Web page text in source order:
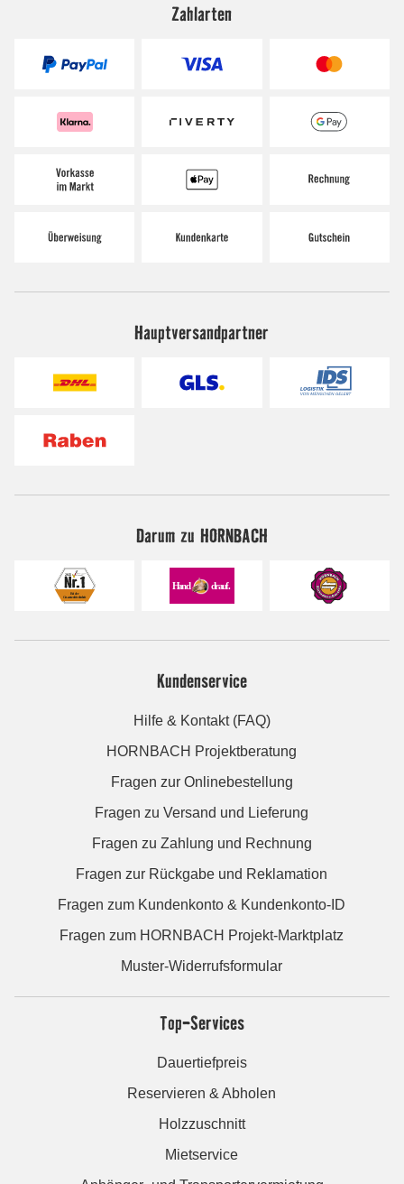
Zahlarten
Hauptversandpartner
Darum zu HORNBACH
Kundenservice
Hilfe & Kontakt (FAQ)
HORNBACH Projektberatung
Fragen zur Onlinebestellung
Fragen zu Versand und Lieferung
Fragen zu Zahlung und Rechnung
Fragen zur Rückgabe und Reklamation
Fragen zum Kundenkonto & Kundenkonto-ID
Fragen zum HORNBACH Projekt-Marktplatz
Muster-Widerrufsformular
Top-Services
Dauertiefpreis
Reservieren & Abholen
Holzzuschnitt
Mietservice